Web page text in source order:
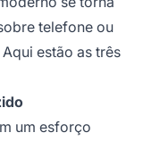
telefone ou
estão as três
um esforço